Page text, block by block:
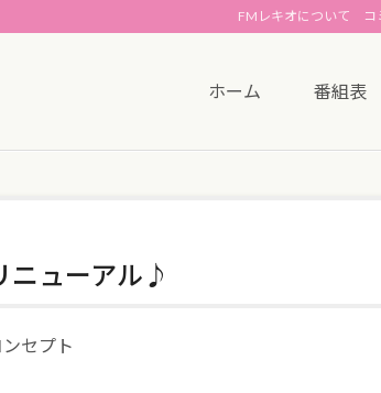
コ
FMレキオについて
ホーム 番組表
ニューアル♪
セプト